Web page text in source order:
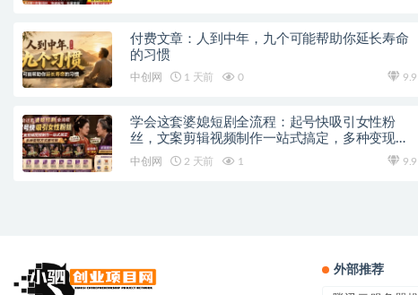
付费文章：人到中年，九个可能帮助你延长寿命
的习惯
中创网 1 天前 0 9.9
学会这套婆媳短剧全流程：起号快吸引女性粉
丝，文案剪辑视频制作一站式搞定，多种变现方
式都可做
中创网 2 天前 1 9.9
外部推荐